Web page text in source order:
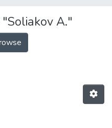
A."